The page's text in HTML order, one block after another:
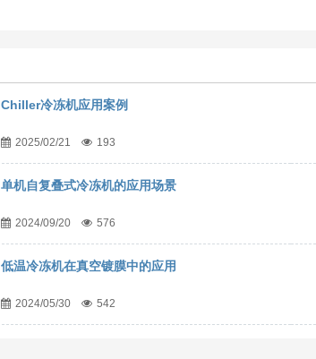
Chiller冷冻机应用案例
2025/02/21 193
单机自复叠式冷冻机的应用场景
2024/09/20 576
低温冷冻机在真空镀膜中的应用
2024/05/30 542